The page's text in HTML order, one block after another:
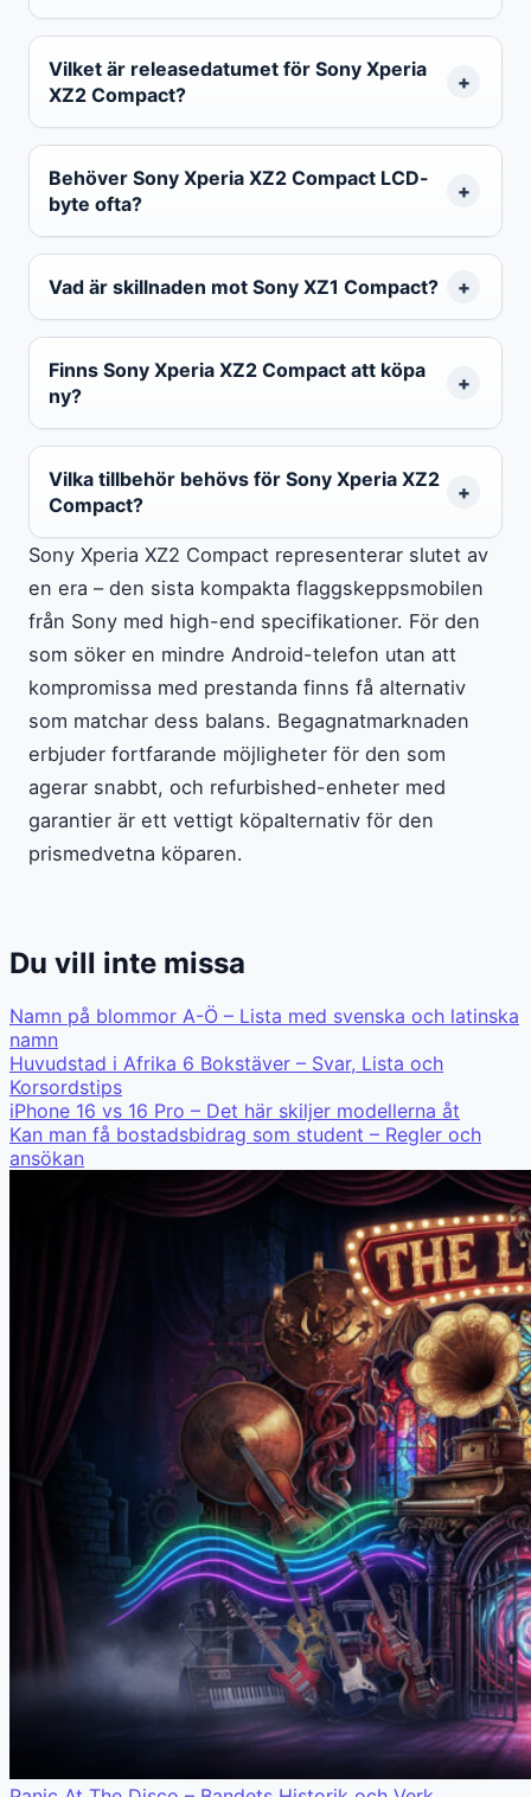
Vilket är releasedatumet för Sony Xperia
XZ2 Compact?
Behöver Sony Xperia XZ2 Compact LCD-
byte ofta?
Vad är skillnaden mot Sony XZ1 Compact?
Finns Sony Xperia XZ2 Compact att köpa
ny?
Vilka tillbehör behövs för Sony Xperia XZ2
Compact?
Sony Xperia XZ2 Compact representerar slutet av
en era – den sista kompakta flaggskeppsmobilen
från Sony med high-end specifikationer. För den
som söker en mindre Android-telefon utan att
kompromissa med prestanda finns få alternativ
som matchar dess balans. Begagnatmarknaden
erbjuder fortfarande möjligheter för den som
agerar snabbt, och refurbished-enheter med
garantier är ett vettigt köpalternativ för den
prismedvetna köparen.
Du vill inte missa
Namn på blommor A-Ö – Lista med svenska och latinska
namn
Huvudstad i Afrika 6 Bokstäver – Svar, Lista och
Korsordstips
iPhone 16 vs 16 Pro – Det här skiljer modellerna åt
Kan man få bostadsbidrag som student – Regler och
ansökan